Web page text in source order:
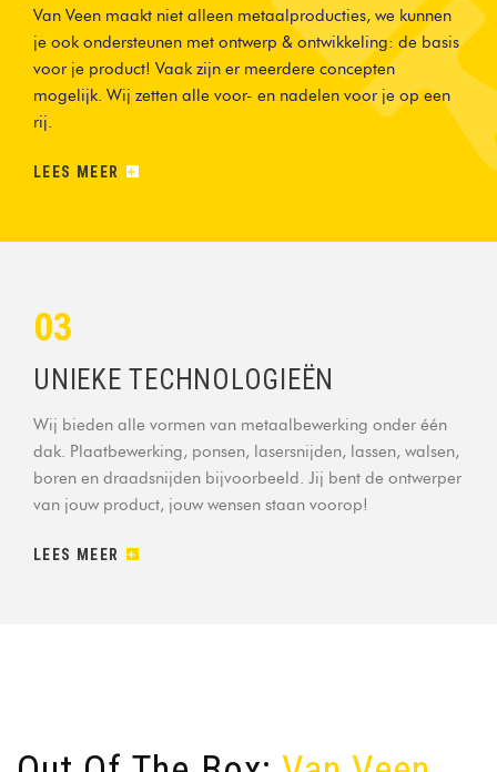
Van Veen maakt niet alleen metaalproducties, we kunnen
je ook ondersteunen met ontwerp & ontwikkeling: de basis
voor je product! Vaak zijn er meerdere concepten
mogelijk. Wij zetten alle voor- en nadelen voor je op een
rij.
LEES MEER
03
UNIEKE TECHNOLOGIEËN
Wij bieden alle vormen van metaalbewerking onder één
dak. Plaatbewerking, ponsen, lasersnijden, lassen, walsen,
boren en draadsnijden bijvoorbeeld. Jij bent de ontwerper
van jouw product, jouw wensen staan voorop!
LEES MEER